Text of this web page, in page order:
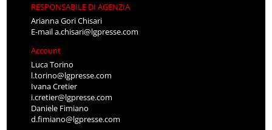
RESPONSABILE DI AGENZIA
Arianna Gori Chisari
E-maila.chisari@lgpresse.com
Account
Luca Torino
l.torino@lgpresse.com
Ivana Cretier
i.cretier@lgpresse.com
Daniele Fimiano
d.fimiano@lgpresse.com